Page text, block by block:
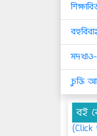
মদখাও-
চুক্তি
বই
(Click